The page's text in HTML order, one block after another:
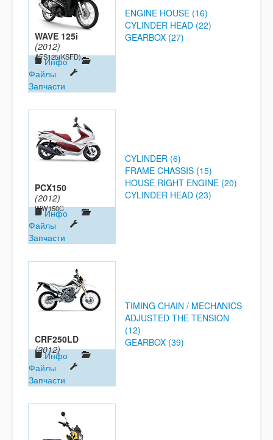
WAVE 125i
(2012)
AFS125(KSFD)
Инфо
Файлы
Запчасти
ENGINE HOUSE (16)
CYLINDER HEAD (22)
GEARBOX (27)
PCX150
(2012)
WW150C
Инфо
Файлы
Запчасти
CYLINDER (6)
FRAME CHASSIS (15)
HOUSE RIGHT ENGINE (20)
CYLINDER HEAD (23)
CRF250LD
(2012)
Инфо
Файлы
Запчасти
TIMING CHAIN / MECHANICS
ADJUSTED THE TENSION
(12)
GEARBOX (39)